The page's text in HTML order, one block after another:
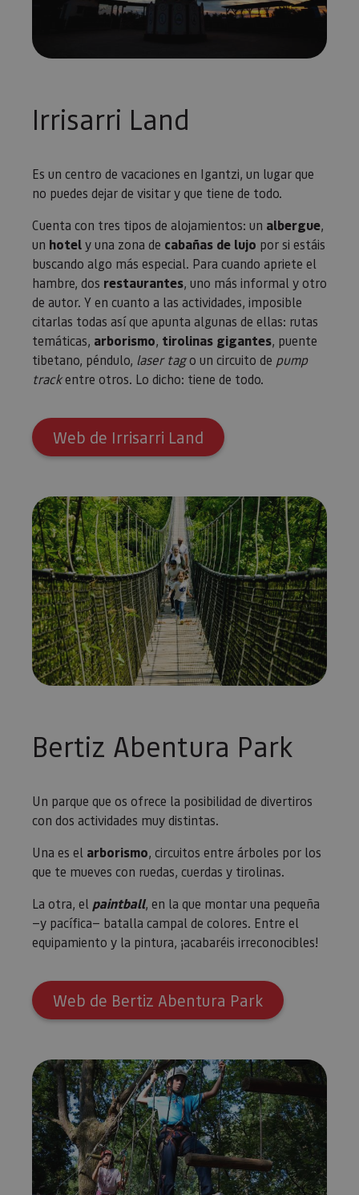
Irrisarri Land
Es un centro de vacaciones en Igantzi, un lugar que
no puedes dejar de visitar y que tiene de todo.
Cuenta con tres tipos de alojamientos: un albergue,
un hotely una zona de cabañas de lujo por si estáis
buscando algo más especial. Para cuando apriete el
hambre, dos restaurantes, uno más informal y otro
de autor. Y en cuanto a las actividades, imposible
citarlas todas así que apunta algunas de ellas: rutas
temáticas, arborismo, tirolinas gigantes, puente
tibetano, péndulo, laser tago un circuito de pump
trackentre otros. Lo dicho: tiene de todo.
Web de Irrisarri Land
Bertiz Abentura Park
Un parque que os ofrece la posibilidad de divertiros
con dos actividades muy distintas.
Una es el arborismo, circuitos entre árboles por los
que te mueves con ruedas, cuerdas y tirolinas.
La otra, el paintball, en la que montar una pequeña
—y pacífica— batalla campal de colores. Entre el
equipamiento y la pintura, ¡acabaréis irreconocibles!
Web de Bertiz Abentura Park